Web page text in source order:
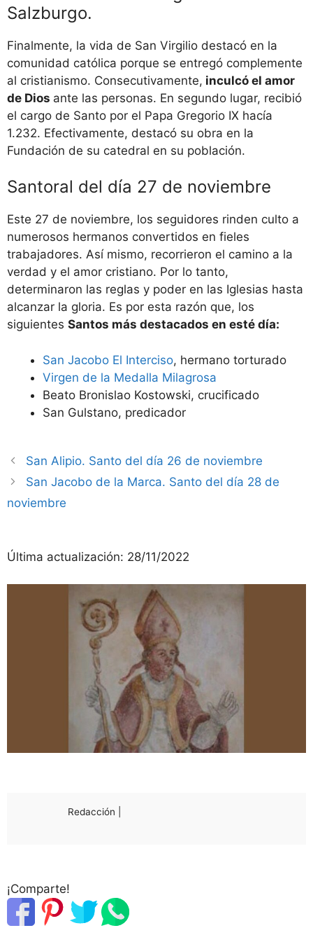
Salzburgo.
Finalmente, la vida de San Virgilio destacó en la
comunidad católica porque se entregó complemente
al cristianismo. Consecutivamente, inculcó el amor
de Dios ante las personas. En segundo lugar, recibió
el cargo de Santo por el Papa Gregorio IX hacía
1.232. Efectivamente, destacó su obra en la
Fundación de su catedral en su población.
Santoral del día 27 de noviembre
Este 27 de noviembre, los seguidores rinden culto a
numerosos hermanos convertidos en fieles
trabajadores. Así mismo, recorrieron el camino a la
verdad y el amor cristiano. Por lo tanto,
determinaron las reglas y poder en las Iglesias hasta
alcanzar la gloria. Es por esta razón que, los
siguientes Santos más destacados en esté día:
San Jacobo El Interciso, hermano torturado
Virgen de la Medalla Milagrosa
Beato Bronislao Kostowski, crucificado
San Gulstano, predicador
San Alipio. Santo del día 26 de noviembre
San Jacobo de la Marca. Santo del día 28 de
noviembre
Última actualización: 28/11/2022
Redacción |
¡Comparte!